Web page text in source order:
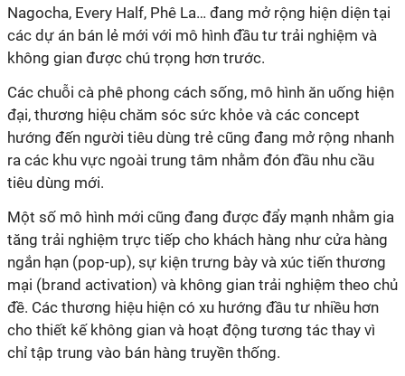
Nagocha, Every Half, Phê La… đang mở rộng hiện diện tại
các dự án bán lẻ mới với mô hình đầu tư trải nghiệm và
không gian được chú trọng hơn trước.
Các chuỗi cà phê phong cách sống, mô hình ăn uống hiện
đại, thương hiệu chăm sóc sức khỏe và các concept
hướng đến người tiêu dùng trẻ cũng đang mở rộng nhanh
ra các khu vực ngoài trung tâm nhằm đón đầu nhu cầu
tiêu dùng mới.
Một số mô hình mới cũng đang được đẩy mạnh nhằm gia
tăng trải nghiệm trực tiếp cho khách hàng như cửa hàng
ngắn hạn (pop-up), sự kiện trưng bày và xúc tiến thương
mại (brand activation) và không gian trải nghiệm theo chủ
đề. Các thương hiệu hiện có xu hướng đầu tư nhiều hơn
cho thiết kế không gian và hoạt động tương tác thay vì
chỉ tập trung vào bán hàng truyền thống.